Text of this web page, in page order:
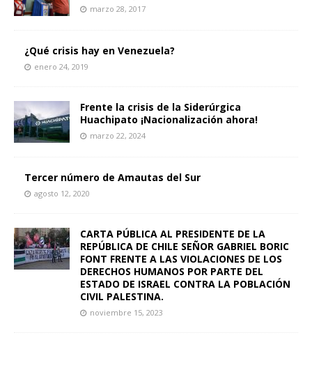
marzo 28, 2017
¿Qué crisis hay en Venezuela?
enero 24, 2019
Frente la crisis de la Siderúrgica
Huachipato ¡Nacionalización ahora!
marzo 22, 2024
Tercer número de Amautas del Sur
agosto 12, 2020
CARTA PÚBLICA AL PRESIDENTE DE LA
REPÚBLICA DE CHILE SEÑOR GABRIEL BORIC
FONT FRENTE A LAS VIOLACIONES DE LOS
DERECHOS HUMANOS POR PARTE DEL
ESTADO DE ISRAEL CONTRA LA POBLACIÓN
CIVIL PALESTINA.
noviembre 15, 2023